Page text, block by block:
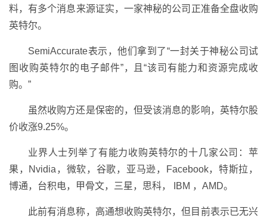
料，有多个消息来源证实，一家神秘的公司正准备全盘收购
英特尔。
SemiAccurate表示，他们拿到了“一封关于神秘公司试
图收购英特尔的电子邮件”，且“该司有能力和资源完成收
购。”
虽然收购方还是保密的，但受该消息的影响，英特尔股
价收涨9.25%。
业界人士列举了有能力收购英特尔的十几家公司：苹
果，Nvidia，微软，谷歌，亚马逊，Facebook，特斯拉，
博通，台积电，甲骨文，三星，思科， IBM ，AMD。
此前有消息称，高通想收购英特尔，但目前表示已无兴